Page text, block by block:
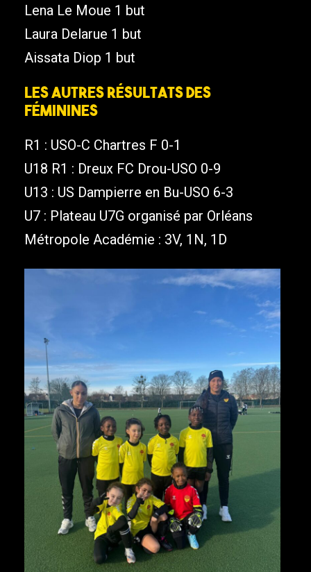
Lena Le Moue 1 but
Laura Delarue 1 but
Aissata Diop 1 but
Les autres résultats des
féminines
R1 : USO-C Chartres F 0-1
U18 R1 : Dreux FC Drou-USO 0-9
U13 : US Dampierre en Bu-USO 6-3
U7 : Plateau U7G organisé par Orléans
Métropole Académie : 3V, 1N, 1D